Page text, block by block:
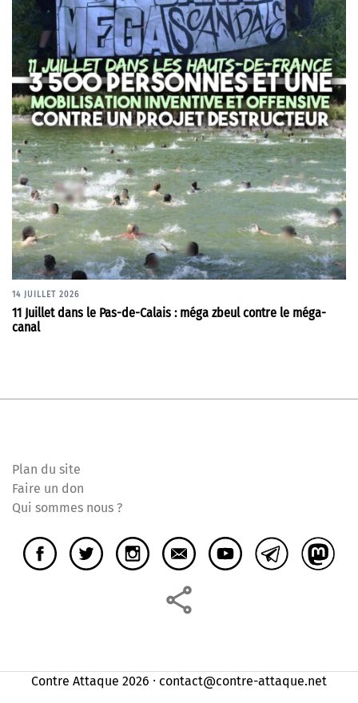
14 JUILLET 2026
11 Juillet dans le Pas-de-Calais : méga zbeul contre le méga-
canal
Plan du site
Faire un don
Qui sommes nous ?
Contre Attaque 2026 ⸱ contact@contre-attaque.net